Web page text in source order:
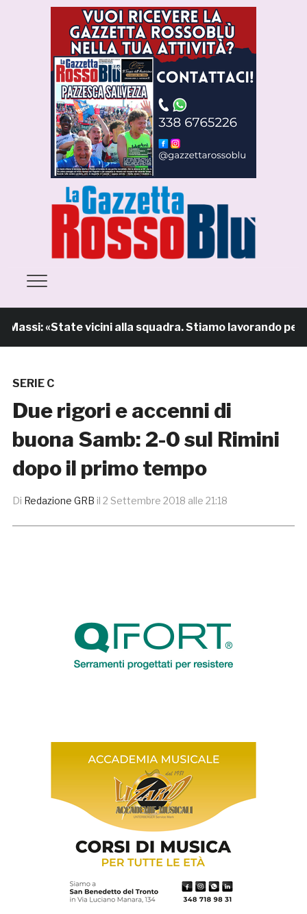
«State vicini alla squadra. Stiamo lavorando per
SERIE C
Due rigori e accenni di
buona Samb: 2-0 sul Rimini
dopo il primo tempo
Di Redazione GRB il 2 Settembre 2018 alle 21:18